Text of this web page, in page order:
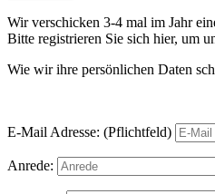
Wir verschicken 3-4 mal im Jahr
Bitte registrieren Sie sich hier, um
Wie wir ihre persönlichen Daten
E-Mail Adresse: (Pflichtfeld)
Anrede: